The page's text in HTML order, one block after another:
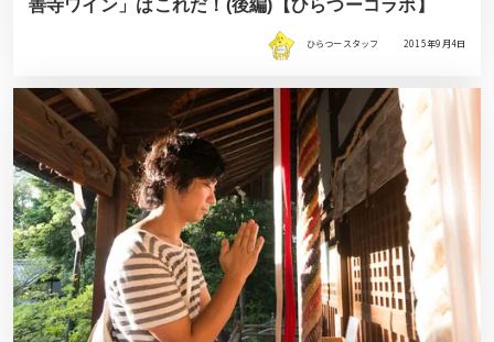
善寺ワイン」はこれだ！(後編)【ひらつーコラボ】
ひらつースタッフ 2015年9月4日